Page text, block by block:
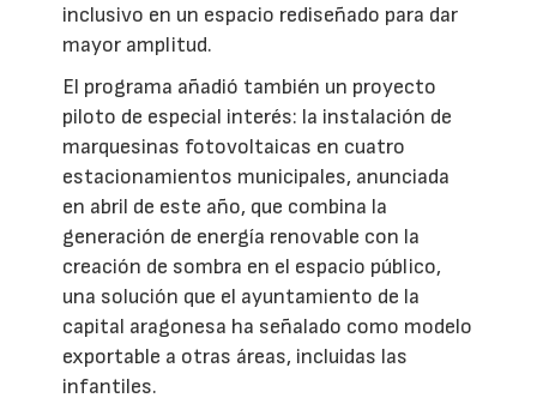
inclusivo en un espacio rediseñado para dar
mayor amplitud.
El programa añadió también un proyecto
piloto de especial interés: la instalación de
marquesinas fotovoltaicas en cuatro
estacionamientos municipales, anunciada
en abril de este año, que combina la
generación de energía renovable con la
creación de sombra en el espacio público,
una solución que el ayuntamiento de la
capital aragonesa ha señalado como modelo
exportable a otras áreas, incluidas las
infantiles.